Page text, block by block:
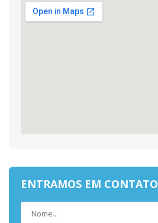
ENTRAMOS EM CONTATO